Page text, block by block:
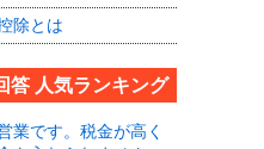
除とは
答 人気ランキング
業です。税金が高く